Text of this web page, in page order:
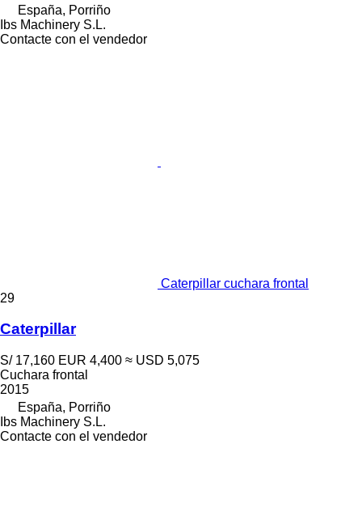
España, Porriño
Ibs Machinery S.L.
Contacte con el vendedor
Caterpillar cuchara frontal
29
Caterpillar
S/ 17,160 EUR 4,400 ≈ USD 5,075
Cuchara frontal
2015
España, Porriño
Ibs Machinery S.L.
Contacte con el vendedor